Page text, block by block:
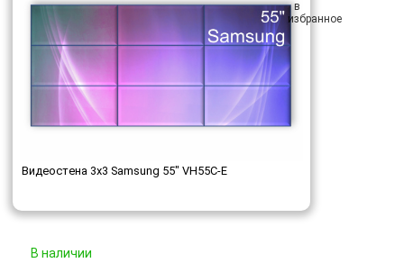
Видеостена 3x3 Samsung 55" VH55C-E
В наличии